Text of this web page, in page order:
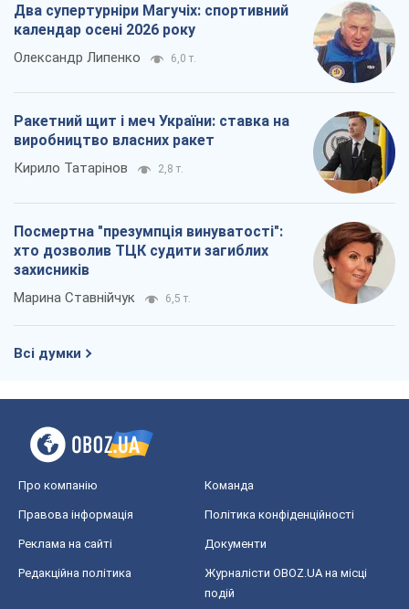
Два супертурніри Магучіх: спортивний
календар осені 2026 року
Олександр Липенко 6,0 т.
Ракетний щит і меч України: ставка на
виробництво власних ракет
Кирило Татарінов 2,8 т.
Посмертна "презумпція винуватості":
хто дозволив ТЦК судити загиблих
захисників
Марина Ставнійчук 6,5 т.
Всі думки
Про компанію Команда
Правова інформація Політика конфіденційності
Реклама на сайті Документи
Редакційна політика
Журналісти OBOZ.UA на місці
подій